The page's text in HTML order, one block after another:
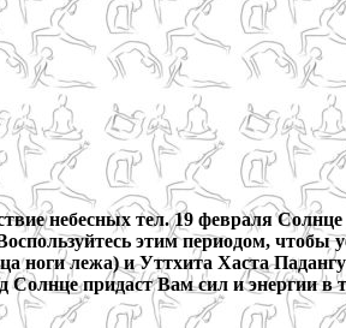
небесных тел. 19 февраля
этим периодом, чтобы
ноги лежа) и Уттхита Хаста
придаст Вам сил и энергии в